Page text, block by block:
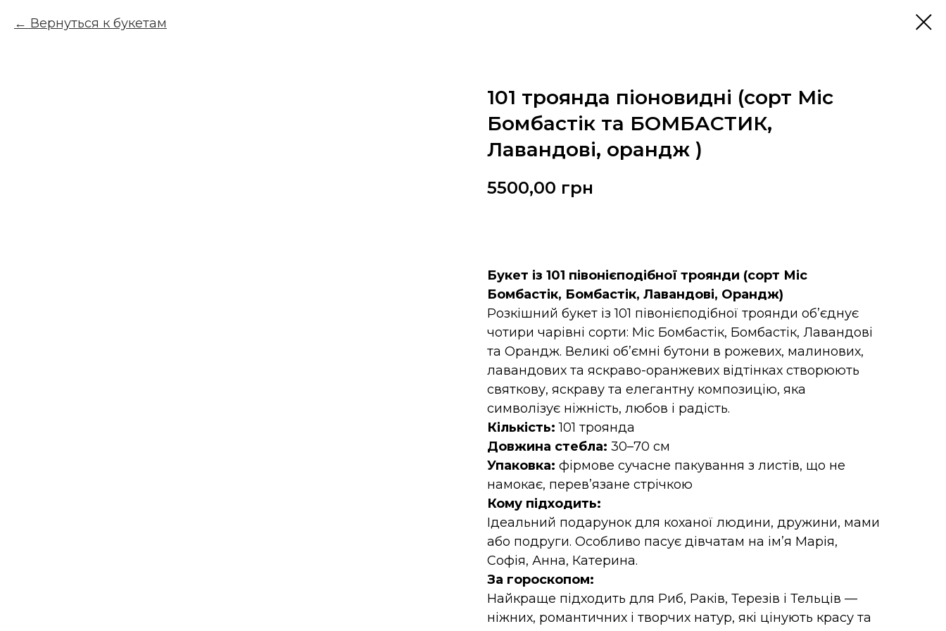
Вернуться к букетам
101 троянда піоновидні (сорт Міс
Бомбастік та БОМБАСТИК,
Лавандові, орандж )
5500,00 грн
Букет із 101 півонієподібної троянди (сорт Міс
Бомбастік, Бомбастік, Лавандові, Орандж)
Розкішний букет із 101 півонієподібної троянди об’єднує
чотири чарівні сорти: Міс Бомбастік, Бомбастік, Лавандові
та Орандж. Великі об’ємні бутони в рожевих, малинових,
лавандових та яскраво-оранжевих відтінках створюють
святкову, яскраву та елегантну композицію, яка
символізує ніжність, любов і радість.
Кількість: 101 троянда
Довжина стебла: 30–70 см
Упаковка: фірмове сучасне пакування з листів, що не
намокає, перев’язане стрічкою
Кому підходить:
Ідеальний подарунок для коханої людини, дружини, мами
або подруги. Особливо пасує дівчатам на ім’я Марія,
Софія, Анна, Катерина.
За гороскопом:
Найкраще підходить для Риб, Раків, Терезів і Тельців —
ніжних, романтичних і творчих натур, які цінують красу та